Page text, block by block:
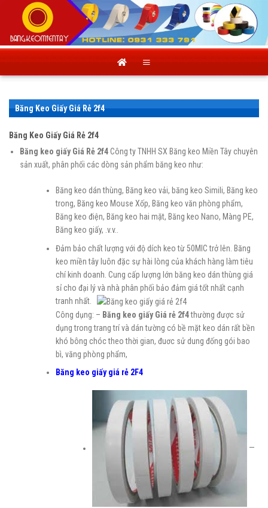
content
Băng Keo Giấy Giá Rẻ 2f4
Băng Keo Giấy Giá Rẻ 2f4
Băng keo giấy Giá Rẻ 2f4Công ty TNHH SX Băng keo Miền Tây chuyên
sản xuất, phân phối các dòng sản phẩm băng keo như:
Băng keo dán thùng, Băng keo vải, băng keo Simili, Băng keo
trong, Băng keo Mouse Xốp, Băng keo văn phòng phẩm,
Băng keo điện, Băng keo hai mặt, Băng keo Nano, Màng PE,
Băng keo giấy, .v.v..
Đảm bảo chất lượng với độ dích keo từ 50MIC trở lên. Băng
keo miền tây luôn đặc sự hài lòng của khách hàng làm tiêu
chí kinh doanh. Cung cấp lượng lớn băng keo dán thùng giá
sỉ cho đại lý và nhà phân phối bảo đảm giá tốt nhất cạnh
tranh nhất.
Công dụng: – Băng keo giấy Giá rẻ 2f4thường được sử
dụng trong trang trí và dán tường có bề mặt keo dán rất bền
khó bông chóc theo thời gian, đuơc sử dung đống gói bao
bì, văng phòng phẩm,
Băng keo giấy giá rẻ 2F4
—